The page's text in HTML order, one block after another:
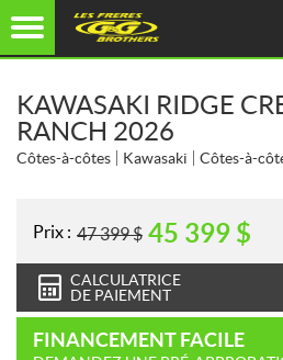
KAWASAKI RIDGE
RANCH 2026
Côtes-à-côtes Kawasaki Côtes-à-
Prix : 47 399$ 45 399 $
CALCULATRICE
DE PAIEMENT
FINANCEMENT FACILE